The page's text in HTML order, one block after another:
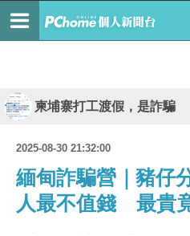
柬埔寨打工渡假，是詐騙
2025-08-30 21:32:00
緬甸詐騙營｜豬
人最不值錢 最貴